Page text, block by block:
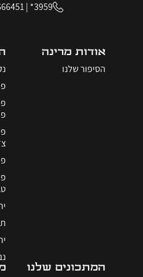
3959*
|
אודות מרינה
הסיפור שלנו
המתכונים שלנו